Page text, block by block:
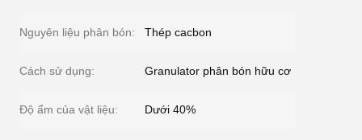
Nguyên liệu phân bón: Thép cacbon
Cách sử dụng: Granulator phân bón hữu cơ
Độ ẩm của vật liệu: Dưới 40%